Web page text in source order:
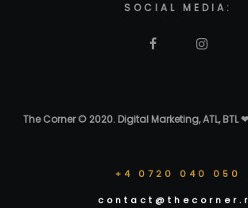
SOCIAL MEDIA:
The Corner © 2020. Digital Marketing, ATL, BTL
+4 0720 040 050